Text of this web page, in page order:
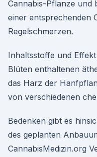
Cannabis-Pflanze und
einer entsprechenden
Regelschmerzen.
Inhaltsstoffe und
Blüten enthaltenen
das Harz der
von verschiedenen
Bedenken gibt es
des geplanten
CannabisMedizin.org